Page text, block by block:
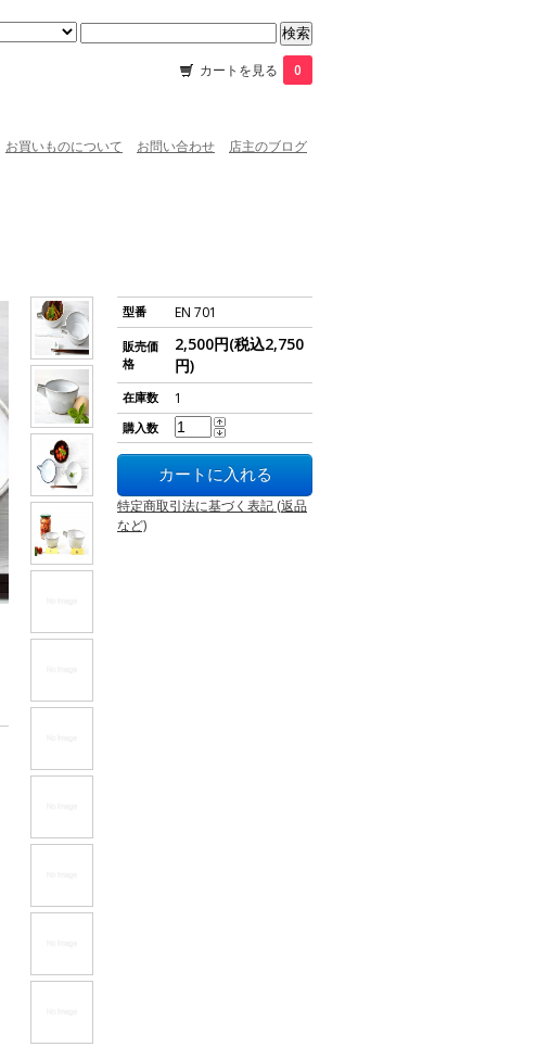
カートを見る 0
お買いものについて お問い合わせ 店主のブログ
型番 EN 701
販売価
格
2,500円(税込2,750
円)
在庫数 1
購入数
特定商取引法に基づく表記 (返品
など)